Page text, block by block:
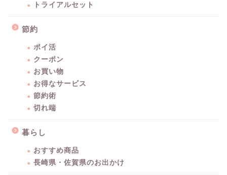
トライアルセット
節約
ポイ活
クーポン
お買い物
お得なサービス
節約術
切れ端
暮らし
おすすめ商品
長崎県・佐賀県のお出かけ